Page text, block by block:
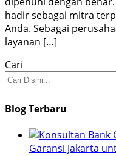
hadir sebagai mitra
Anda. Sebagai
layanan […]
Cari
Blog Terbaru
Garansi Jakarta